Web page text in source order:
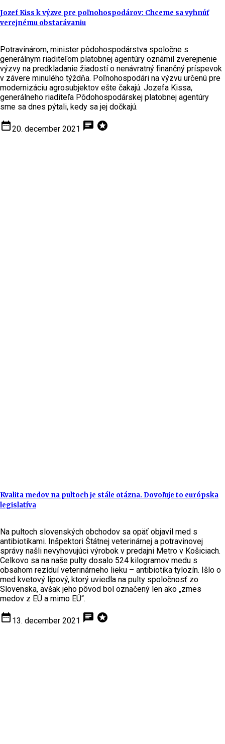
Jozef Kiss k výzve pre poľnohospodárov: Chceme sa vyhnúť
verejnému obstarávaniu
Potravinárom, minister pôdohospodárstva spoločne s
generálnym riaditeľom platobnej agentúry oznámil zverejnenie
výzvy na predkladanie žiadostí o nenávratný finančný príspevok
v závere minulého týždňa. Poľnohospodári na výzvu určenú pre
modernizáciu agrosubjektov ešte čakajú. Jozefa Kissa,
generálneho riaditeľa Pôdohospodárskej platobnej agentúry
sme sa dnes pýtali, kedy sa jej dočkajú.
date_range20. december 2021 chat stars
Kvalita medov na pultoch je stále otázna. Dovoľuje to európska
legislatíva
Na pultoch slovenských obchodov sa opäť objavil med s
antibiotikami. Inšpektori Štátnej veterinárnej a potravinovej
správy našli nevyhovujúci výrobok v predajni Metro v Košiciach.
Celkovo sa na naše pulty dosalo 524 kilogramov medu s
obsahom rezíduí veterinárneho lieku – antibiotika tylozín. Išlo o
med kvetový lipový, ktorý uviedla na pulty spoločnosť zo
Slovenska, avšak jeho pôvod bol označený len ako „zmes
medov z EÚ a mimo EÚ“.
date_range 13. december 2021 chat stars